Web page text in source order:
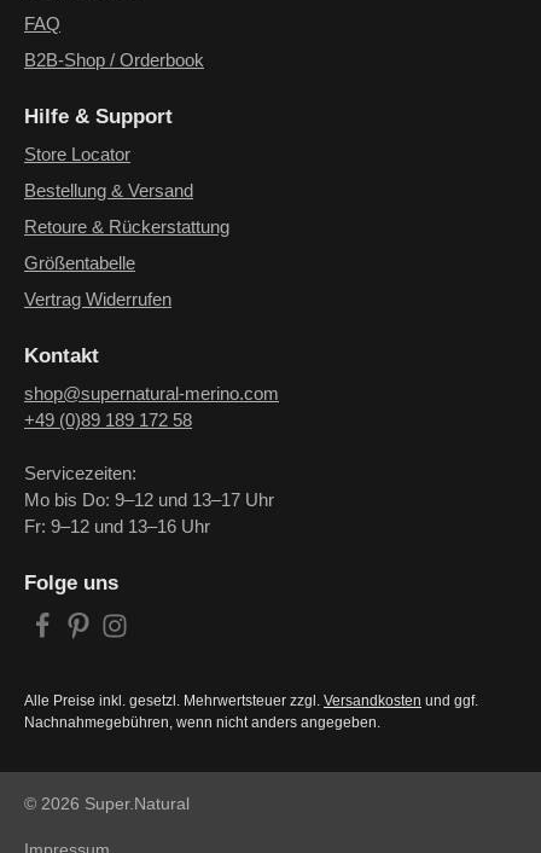
Folge uns
Alle Preise inkl. gesetzl. Mehrwertsteuer zzgl. Versandkosten und ggf.
Nachnahmegebühren, wenn nicht anders angegeben.
FAQ
B2B-Shop / Orderbook
Hilfe & Support
Store Locator
Bestellung & Versand
Retoure & Rückerstattung
Größentabelle
Vertrag Widerrufen
Kontakt
shop@supernatural-merino.com
+49 (0)89 189 172 58
Servicezeiten:
Mo bis Do: 9–12 und 13–17 Uhr
Fr: 9–12 und 13–16 Uhr
© 2026 Super.Natural